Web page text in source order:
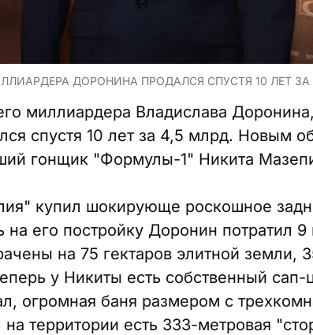
ДОРОНИНА ПРОДАЛСЯ СПУСТЯ 10 ЛЕТ ЗА
миллиардера Владислава
спустя 10 лет за 4,5 млрд. Новым
гонщик "Формулы-1" Никита
купил шокирующе роскошное
на его постройку Доронин потратил
на 75 гектаров элитной земли,
у Никиты есть собственный сап-
огромная баня размером с
территории есть 333-метровая